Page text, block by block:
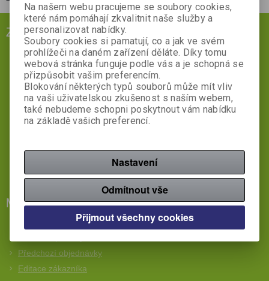
ZÁKAZNICKÝ SERVIS
Rychlá objednávka
Obchodní podmínky
Reklamační podmínky
Náhradní plnění
Servis kancelářské techniky
Ochrana osobních údajů
MŮJ ÚČET
Nová registrace
Předchozí objednávky
Editace zákazníka
Na našem webu pracujeme se soubory cookies,
které nám pomáhají zkvalitnit naše služby a
personalizovat nabídky.
Soubory cookies si pamatují, co a jak ve svém
prohlížeči na daném zařízení děláte. Díky tomu
webová stránka funguje podle vás a je schopná se
přizpůsobit vašim preferencím.
Blokování některých typů souborů může mít vliv
na vaši uživatelskou zkušenost s naším webem,
také nebudeme schopni poskytnout vám nabídku
na základě vašich preferencí.
Nastavení
Odmítnout vše
Přijmout všechny cookies